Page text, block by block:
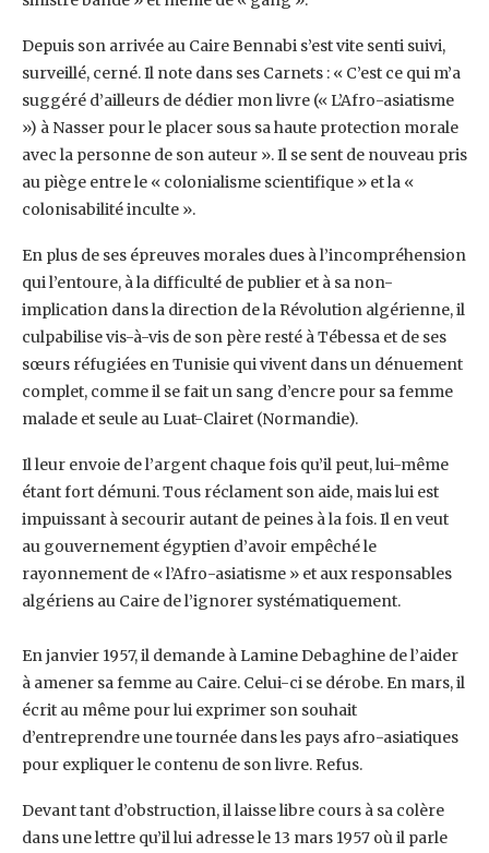
Depuis son arrivée au Caire Bennabi s’est vite senti suivi,
surveillé, cerné. Il note dans ses ‎Carnets : « C’est ce qui m’a
suggéré d’ailleurs de dédier mon livre (« L’Afro-asiatisme
») à ‎Nasser pour le placer sous sa haute protection morale
avec la personne de son auteur ». Il se ‎sent de nouveau pris
au piège entre le « colonialisme scientifique » et la «
colonisabilité ‎inculte ».
En plus de ses épreuves morales dues à l’incompréhension
qui l’entoure, à la difficulté ‎de publier et à sa non-
implication dans la direction de la Révolution algérienne, il
culpabilise ‎vis-à-vis de son père resté à Tébessa et de ses
sœurs réfugiées en Tunisie qui vivent dans un ‎dénuement
complet, comme il se fait un sang d’encre pour sa femme
malade et seule au Luat-‎Clairet (Normandie).‎
Il leur envoie de l’argent chaque fois qu’il peut, lui-même
étant fort démuni. Tous réclament ‎son aide, mais lui est
impuissant à secourir autant de peines à la fois. Il en veut
au ‎gouvernement égyptien d’avoir empêché le
rayonnement de « l’Afro-asiatisme » et aux ‎responsables
algériens au Caire de l’ignorer systématiquement.
En janvier 1957, il demande à Lamine Debaghine de l’aider
à amener sa femme au Caire. Celui-‎ci se dérobe. En mars, il
écrit au même pour lui exprimer son souhait
d’entreprendre une ‎tournée dans les pays afro-asiatiques
pour expliquer le contenu de son livre. Refus.
Devant tant ‎d’obstruction, il laisse libre cours à sa colère
dans une lettre qu’il lui adresse le 13 mars 1957 où ‎il parle